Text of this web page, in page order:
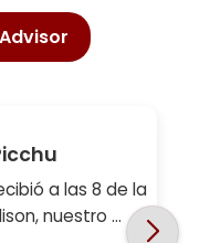
lugares sin
Todo